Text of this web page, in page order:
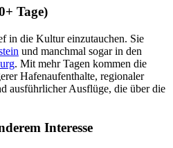
Tage)
in die Kultur einzutauchen. Sie
und manchmal sogar in den
. Mit mehr Tagen kommen die
Hafenaufenthalte, regionaler
ausführlicher Ausflüge, die über die
Interesse